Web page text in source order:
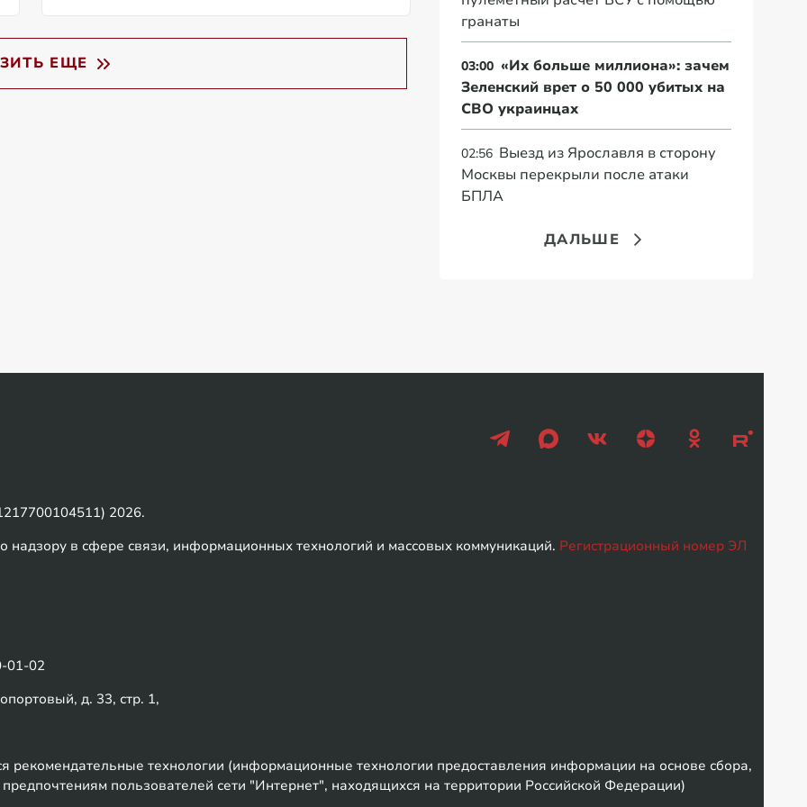
ЕЩЕ
гранаты
03:00 «Их больше миллиона»: зачем
Зеленский врет о 50 000 убитых на
СВО украинцах
02:56 Выезд из Ярославля в сторону
Москвы перекрыли после атаки
БПЛА
ДАЛЬШЕ
2026.
в сфере связи, информационных технологий и массовых коммуникаций. Регистрационный номер ЭЛ
01-02
д. 33, стр. 1,
рекомендательные технологии (информационные технологии предоставления информации на основе сбора,
пользователей сети "Интернет", находящихся на территории Российской Федерации)